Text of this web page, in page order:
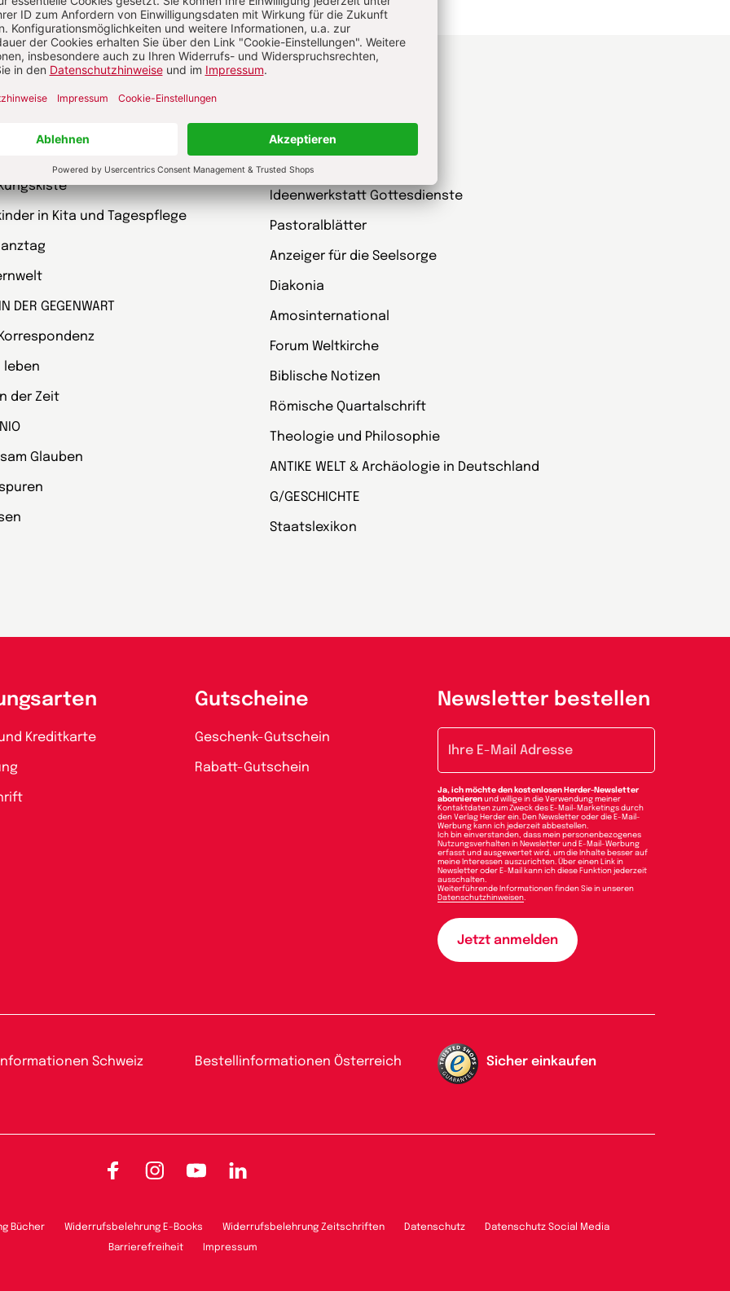
heute Fachmagazin, Leitungsheft
in Kita und Tagespflege
DER GEGENWART
leben
der Zeit
Glauben
kunst und kirche
Gottesdienst
Ideenwerkstatt Gottesdienste
Pastoralblätter
Anzeiger für die Seelsorge
Diakonia
Amosinternational
Forum Weltkirche
Biblische Notizen
Römische Quartalschrift
Theologie und Philosophie
ANTIKE WELT & Archäologie in Deutschland
G/GESCHICHTE
Staatslexikon
Kreditkarte
Gutscheine
Geschenk-Gutschein
Rabatt-Gutschein
Newsletter bestellen
Ja, ich möchte den kostenlosen Herder-Newsletter
abonnierenund willige in die Verwendung meiner
Kontaktdaten zum Zweck des E-Mail-Marketings durch
den Verlag Herder ein. Den Newsletter oder die E-Mail-
Werbung kann ich jederzeit abbestellen.
Ich bin einverstanden, dass mein personenbezogenes
Nutzungsverhalten in Newsletter und E-Mail-Werbung
erfasst und ausgewertet wird, um die Inhalte besser auf
meine Interessen auszurichten. Über einen Link in
Newsletter oder E-Mail kann ich diese Funktion jederzeit
ausschalten.
Weiterführende Informationen finden Sie in unseren
Datenschutzhinweisen.
Schweiz Bestellinformationen Österreich Sicher einkaufen
FacebookInstagramYouTubeLinkedIn
Bücher Widerrufsbelehrung E-Books Widerrufsbelehrung Zeitschriften Datenschutz Datenschutz Social Media
Barrierefreiheit Impressum